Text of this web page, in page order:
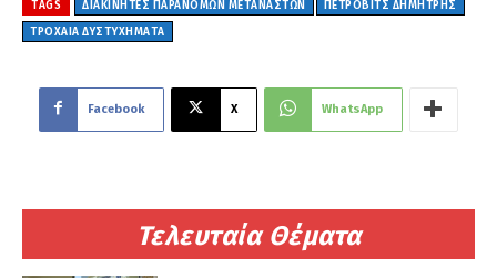
Τελευταία Θέματα
TAGS ΔΙΑΚΙΝΗΤΈΣ ΠΑΡΆΝΟΜΩΝ ΜΕΤΑΝΑΣΤΏΝ
ΠΕΤΡΟΒΙΤΣ ΔΗΜΗΤΡΗΣ
ΤΡΟΧΑΙΑ ΔΥΣΤΥΧΗΜΑΤΑ
Facebook X WhatsApp